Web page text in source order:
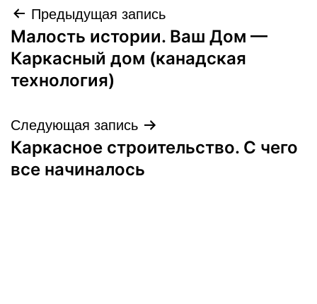
Навигация
по
записям
Предыдущая запись
Малость истории. Ваш Дом —
Каркасный дом (канадская
технология)
Следующая запись
Каркасное строительство. С чего
все начиналось